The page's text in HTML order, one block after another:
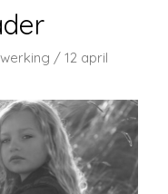
/12 april